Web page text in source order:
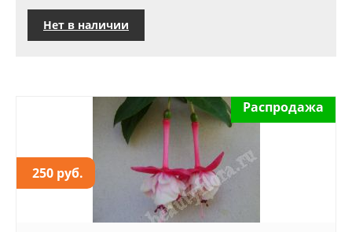
Нет в наличии
250 руб.
Распродажа